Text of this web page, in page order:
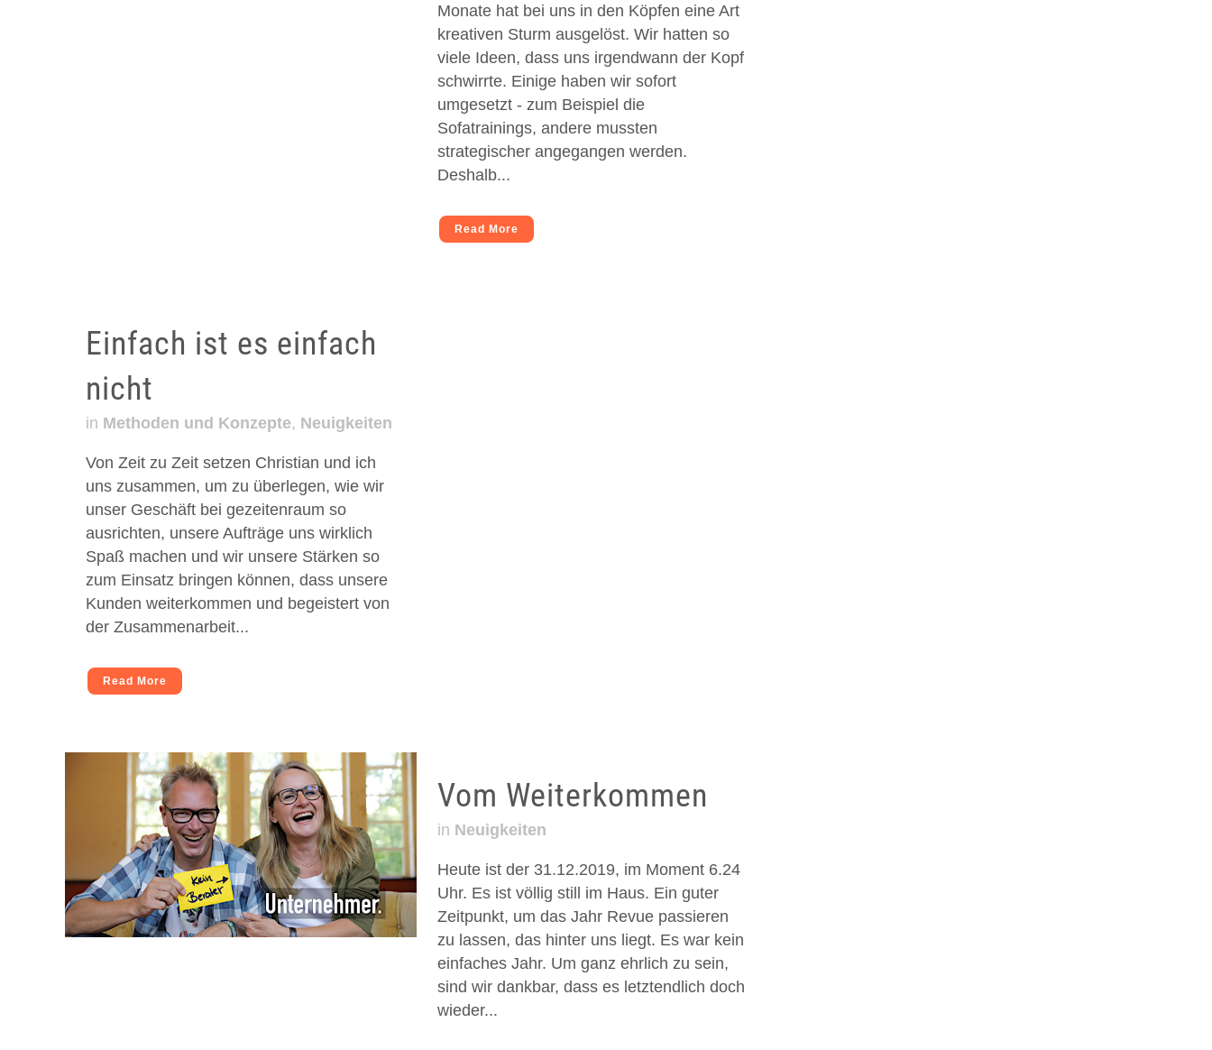
Monate hat bei uns in den Köpfen eine Art
kreativen Sturm ausgelöst. Wir hatten so
viele Ideen, dass uns irgendwann der Kopf
schwirrte. Einige haben wir sofort
umgesetzt - zum Beispiel die
Sofatrainings, andere mussten
strategischer angegangen werden.
Deshalb...
Read More
Einfach ist es einfach
nicht
in Methoden und Konzepte, Neuigkeiten
Von Zeit zu Zeit setzen Christian und ich
uns zusammen, um zu überlegen, wie wir
unser Geschäft bei gezeitenraum so
ausrichten, unsere Aufträge uns wirklich
Spaß machen und wir unsere Stärken so
zum Einsatz bringen können, dass unsere
Kunden weiterkommen und begeistert von
der Zusammenarbeit...
Read More
Vom Weiterkommen
in Neuigkeiten
Heute ist der 31.12.2019, im Moment 6.24
Uhr. Es ist völlig still im Haus. Ein guter
Zeitpunkt, um das Jahr Revue passieren
zu lassen, das hinter uns liegt. Es war kein
einfaches Jahr. Um ganz ehrlich zu sein,
sind wir dankbar, dass es letztendlich doch
wieder...